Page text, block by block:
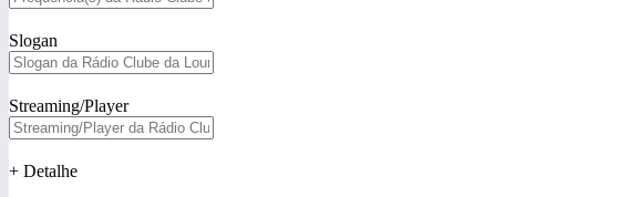
Slogan
Streaming/Player
+ Detalhe